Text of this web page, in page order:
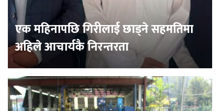
एक महिनापछि गिरीलाई छाड्ने सहमतिमा
अहिले आचार्यकै निरन्तरता